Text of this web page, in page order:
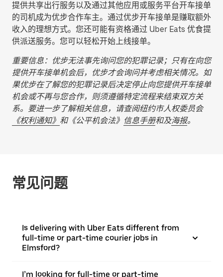
提供共享出行服务以及通过其他应用或服务平台开车接单
的司机成为优步合作车主。通过优步开车接单是赚取额外
收入的理想方式。您还可能有资格通过 Uber Eats 优食提
供派送服务。您可以轻松开始上线接单。
重要信息：优步无法事先询问您的犯罪记录；只有在向您
提供开车接单机会后，优步才会询问并考虑相关情况。如
果优步在了解您的犯罪记录后决定停止向您提供开车接单
机会或不再与您合作，则须遵循特定流程来结束双方关
系。要进一步了解相关信息，请查阅纽约市人权委员会
《权利通知》 和《公平机会法》 信息手册和及海报。
常见问题
Is delivering with Uber Eats different from
full-time or part-time courier jobs in
Elmsford?
I’m looking for full-time or part-time